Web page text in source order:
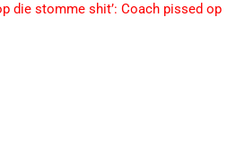
die stomme shit’: Coach pissed op